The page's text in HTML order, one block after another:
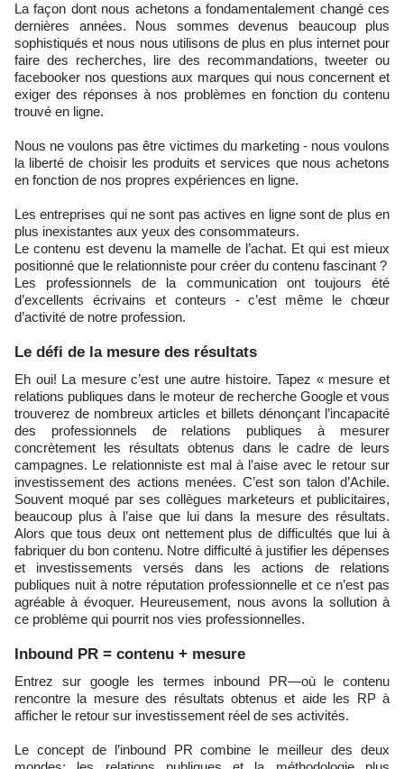
La façon dont nous achetons a fondamentalement changé ces
dernières années. Nous sommes devenus beaucoup plus
sophistiqués et nous nous utilisons de plus en plus internet pour
faire des recherches, lire des recommandations, tweeter ou
facebooker nos questions aux marques qui nous concernent et
exiger des réponses à nos problèmes en fonction du contenu
trouvé en ligne.
Nous ne voulons pas être victimes du marketing - nous voulons
la liberté de choisir les produits et services que nous achetons
en fonction de nos propres expériences en ligne.
Les entreprises qui ne sont pas actives en ligne sont de plus en
plus inexistantes aux yeux des consommateurs.
Le contenu est devenu la mamelle de l’achat. Et qui est mieux
positionné que le relationniste pour créer du contenu fascinant ?
Les professionnels de la communication ont toujours été
d’excellents écrivains et conteurs - c’est même le chœur
d’activité de notre profession.
Le défi de la mesure des résultats
Eh oui! La mesure c’est une autre histoire. Tapez « mesure et
relations publiques dans le moteur de recherche Google et vous
trouverez de nombreux articles et billets dénonçant l’incapacité
des professionnels de relations publiques à mesurer
concrètement les résultats obtenus dans le cadre de leurs
campagnes. Le relationniste est mal à l’aise avec le retour sur
investissement des actions menées. C’est son talon d’Achile.
Souvent moqué par ses collègues marketeurs et publicitaires,
beaucoup plus à l’aise que lui dans la mesure des résultats.
Alors que tous deux ont nettement plus de difficultés que lui à
fabriquer du bon contenu. Notre difficulté à justifier les dépenses
et investissements versés dans les actions de relations
publiques nuit à notre réputation professionnelle et ce n’est pas
agréable à évoquer. Heureusement, nous avons la sollution à
ce problème qui pourrit nos vies professionnelles.
Inbound PR = contenu + mesure
Entrez sur google les termes inbound PR—où le contenu
rencontre la mesure des résultats obtenus et aide les RP à
afficher le retour sur investissement réel de ses activités.
Le concept de l’inbound PR combine le meilleur des deux